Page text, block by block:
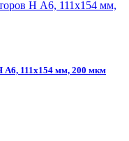
А6, 111х154 мм, 200 мкм